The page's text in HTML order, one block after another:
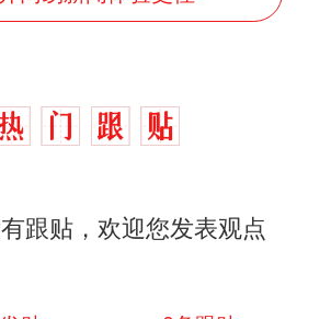
跟贴，欢迎您发表观点